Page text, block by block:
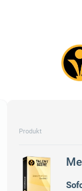
Produkt